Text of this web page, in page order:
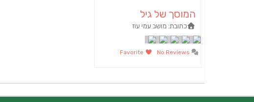
המוסך של גיל
כתובת: מושב עמי עוז